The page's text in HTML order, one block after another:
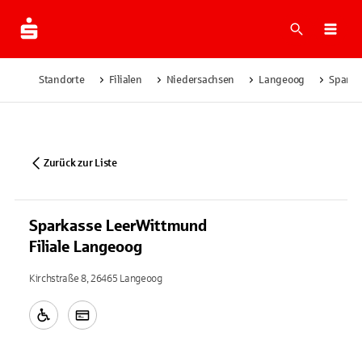
Suche
Standorte Filialen Niedersachsen Langeoog
Zurück zur Liste
Sparkasse LeerWittmund
Filiale Langeoog
Kirchstraße 8, 26465 Langeoog